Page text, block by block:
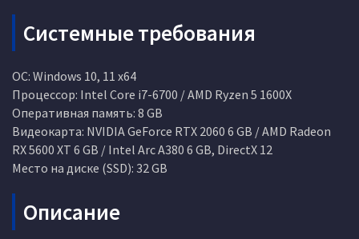
Системные требования
ОС: Windows 10, 11 x64
Процессор: Intel Core i7-6700 / AMD Ryzen 5 1600X
Оперативная память: 8 GB
Видеокарта: NVIDIA GeForce RTX 2060 6 GB / AMD Radeon
RX 5600 XT 6 GB / Intel Arc A380 6 GB, DirectX 12
Место на диске (SSD): 32 GB
Описание